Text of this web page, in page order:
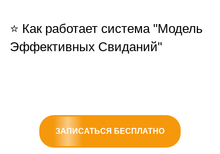
⭐️ Как работает система "Модель
Эффективных Свиданий"
ЗАПИСАТЬСЯ БЕСПЛАТНО